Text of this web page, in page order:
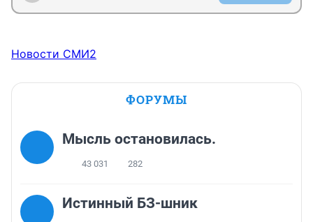
Новости СМИ2
ФОРУМЫ
Мысль остановилась.
43 031 282
Истинный БЗ-шник